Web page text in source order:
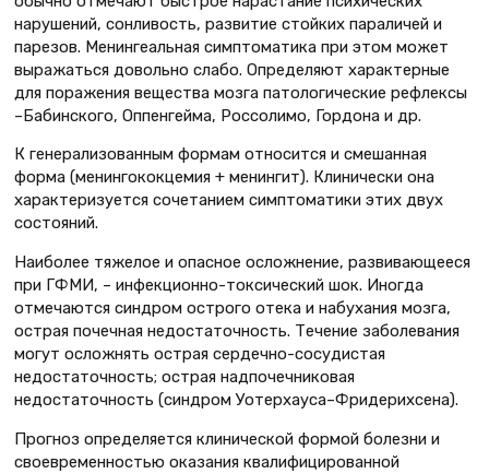
нарушений, сонливость, развитие стойких параличей и
парезов. Менингеальная симптоматика при этом может
выражаться довольно слабо. Определяют характерные
для поражения вещества мозга патологические рефлексы
–Бабинского, Оппенгейма, Россолимо, Гордона и др.
К генерализованным формам относится и смешанная
форма (менингококцемия + менингит). Клинически она
характеризуется сочетанием симптоматики этих двух
состояний.
Наиболее тяжелое и опасное осложнение, развивающееся
при ГФМИ, – инфекционно-токсический шок. Иногда
отмечаются синдром острого отека и набухания мозга,
острая почечная недостаточность. Течение заболевания
могут осложнять острая сердечно-сосудистая
недостаточность; острая надпочечниковая
недостаточность (синдром Уотерхауса–Фридерихсена).
Прогноз определяется клинической формой болезни и
своевременностью оказания квалифицированной